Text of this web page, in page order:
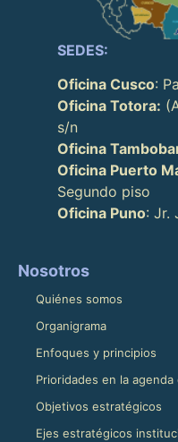
SEDES:
Oficina Cusco:
Oficina Totora:
s/n
Oficina
Oficina Puerto
Segundo piso
Oficina Puno: Jr.
Nosotros
Quiénes somos
Organigrama
Enfoques y principios
Prioridades en la
Objetivos estratégicos
Ejes estratégicos